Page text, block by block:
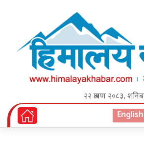
२२ श्रावण २०८३,
English